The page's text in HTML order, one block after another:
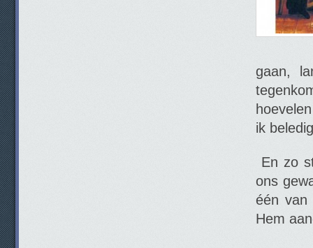
gaan,
ik
En zo
ons
één van
Hem